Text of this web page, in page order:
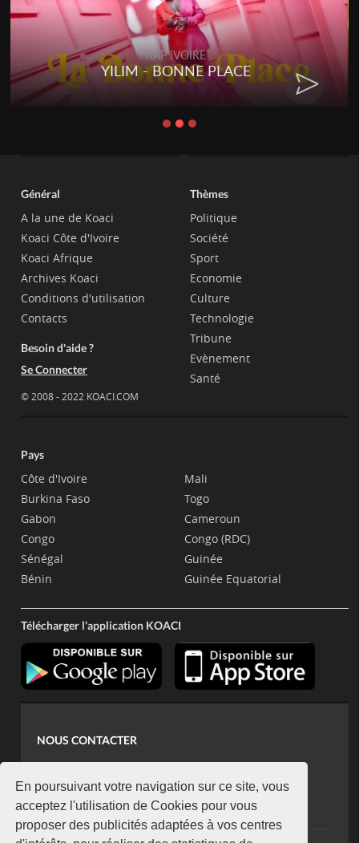
En poursuivant votre navigation sur ce site, vous
acceptez l'utilisation de Cookies pour vous
proposer des publicités adaptées à vos centres
RAP IVOIRE
YILIM - BONNE PLACE
Général
A la une de Koaci
Koaci Côte d'Ivoire
Koaci Afrique
Archives Koaci
Conditions d'utilisation
Contacts
Besoin d'aide ?
Se Connecter
© 2008 - 2022 KOACI.COM
Thèmes
Politique
Société
Sport
Economie
Culture
Technologie
Tribune
Evènement
Santé
Pays
Côte d'Ivoire
Burkina Faso
Gabon
Congo
Sénégal
Bénin
Mali
Togo
Cameroun
Congo (RDC)
Guinée
Guinée Equatorial
Télécharger l'application KOACI
NOUS CONTACTER
koaci@yahoo.fr
+225 07 08 85 52 93